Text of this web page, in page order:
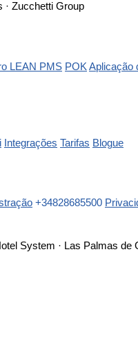
· Zucchetti Group
LEAN PMS POK Aplicação
Integrações Tarifas Blogue
+34828685500
System · Las Palmas de